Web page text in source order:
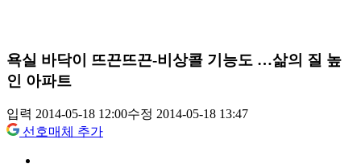
욕실 바닥이 뜨끈뜨끈-비상콜 기능도 …삶의 질 높
인 아파트
입력 2014-05-18 12:00수정 2014-05-18 13:47
선호매체 추가